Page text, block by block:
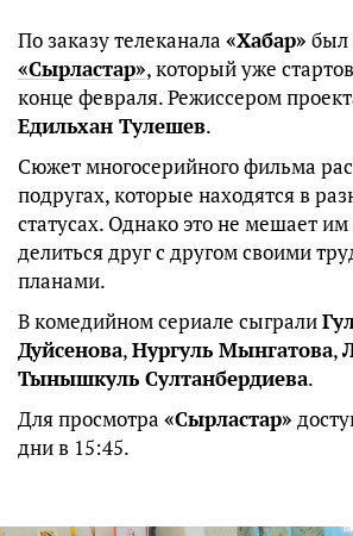
По заказу телеканала «Хабар» был
«Сырластар», который уже
конце февраля. Режиссером
Едильхан Тулешев.
Сюжет многосерийного фильма
подругах, которые находятся в
статусах. Однако это не мешает
делиться друг с другом своими
планами.
В комедийном сериале сыграли
Дуйсенова,Нургуль Мынгатова,
Тынышкуль Султанбердиева.
Для просмотра «Сырластар»
дни в 15:45.